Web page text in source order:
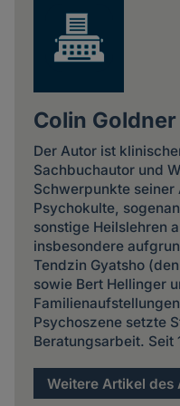
Colin Goldner
Der Autor ist
Sachbuchautor und
Schwerpunkte seiner
Psychokulte,
sonstige Heilslehren
insbesondere
Tendzin Gyatsho
sowie Bert Hellinger
Psychoszene setzte
Beratungsarbeit. Seit
Weitere Artikel des